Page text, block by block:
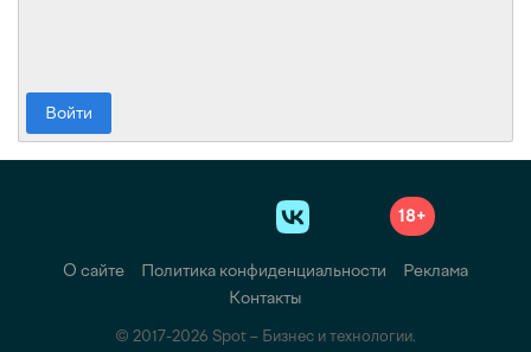
Войти
18+
О сайте Политика конфиденциальности
Реклама
Контакты
© 2017-2026 Spot – Бизнес и технологии.